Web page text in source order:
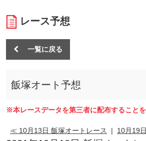
レース予想
一覧に戻る
飯塚オート予想
※本レースデータを第三者に配布することを
≪ 10月13日 飯塚オートレース | 10月19